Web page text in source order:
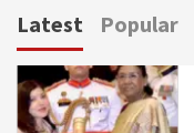
Latest Popular